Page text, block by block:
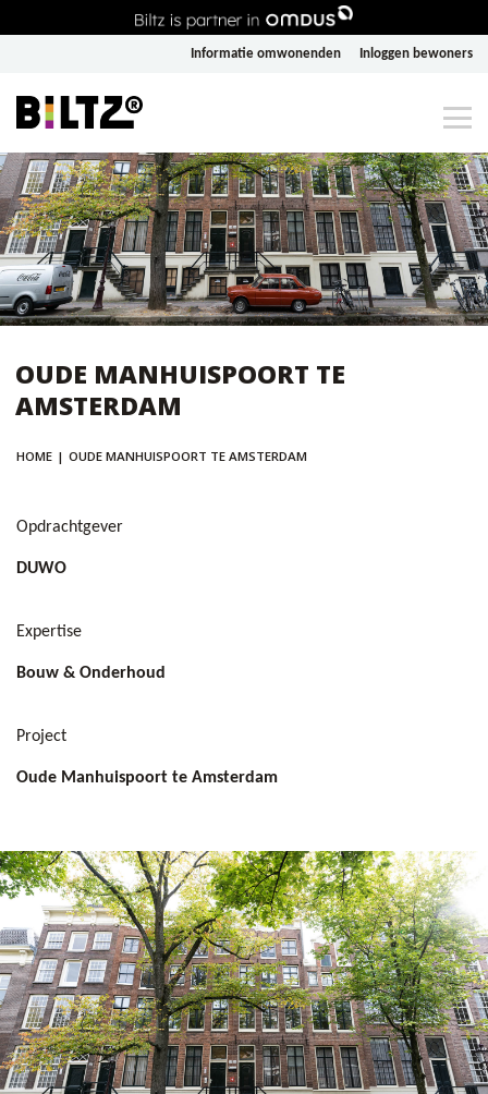
Informatie omwonenden Inloggen bewoners
OUDE MANHUISPOORT TE
AMSTERDAM
HOME | OUDE MANHUISPOORT TE AMSTERDAM
Opdrachtgever
DUWO
Expertise
Bouw & Onderhoud
Project
Oude Manhuispoort te Amsterdam